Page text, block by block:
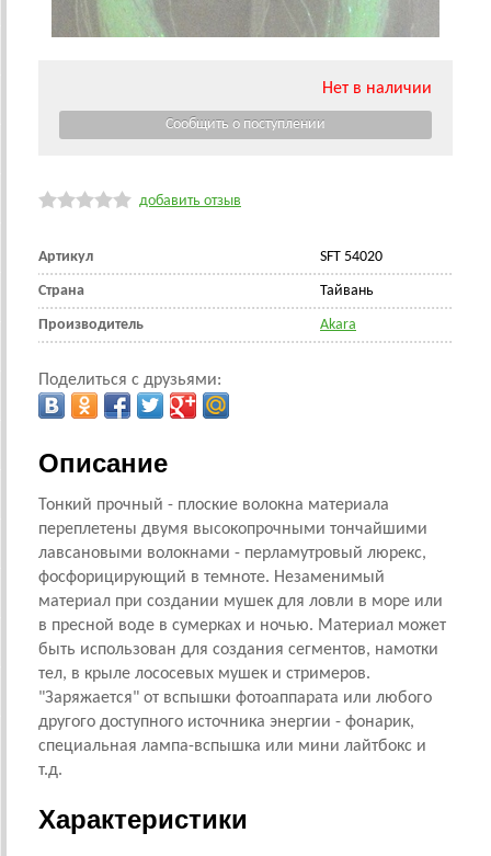
Нет в наличии
добавить отзыв
Артикул SFT 54020
Страна Тайвань
Производитель Akara
Поделиться с друзьями:
Описание
Тонкий прочный - плоские волокна материала
переплетены двумя высокопрочными тончайшими
лавсановыми волокнами - перламутровый люрекс,
фосфорицирующий в темноте. Незаменимый
материал при создании мушек для ловли в море или
в пресной воде в сумерках и ночью. Материал может
быть использован для создания сегментов, намотки
тел, в крыле лососевых мушек и стримеров.
"Заряжается" от вспышки фотоаппарата или любого
другого доступного источника энергии - фонарик,
специальная лампа-вспышка или мини лайтбокс и
т.д.
Характеристики